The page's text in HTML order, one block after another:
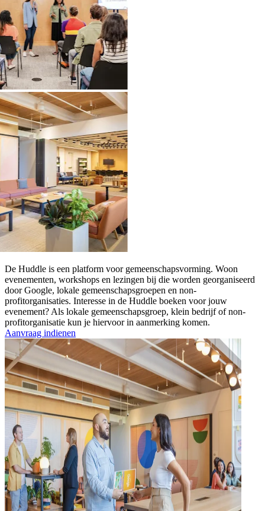
De Huddle is een platform voor gemeenschapsvorming. Woon
evenementen, workshops en lezingen bij die worden georganiseerd
door Google, lokale gemeenschapsgroepen en non-
profitorganisaties. Interesse in de Huddle boeken voor jouw
evenement? Als lokale gemeenschapsgroep, klein bedrijf of non-
profitorganisatie kun je hiervoor in aanmerking komen.
Aanvraag indienen